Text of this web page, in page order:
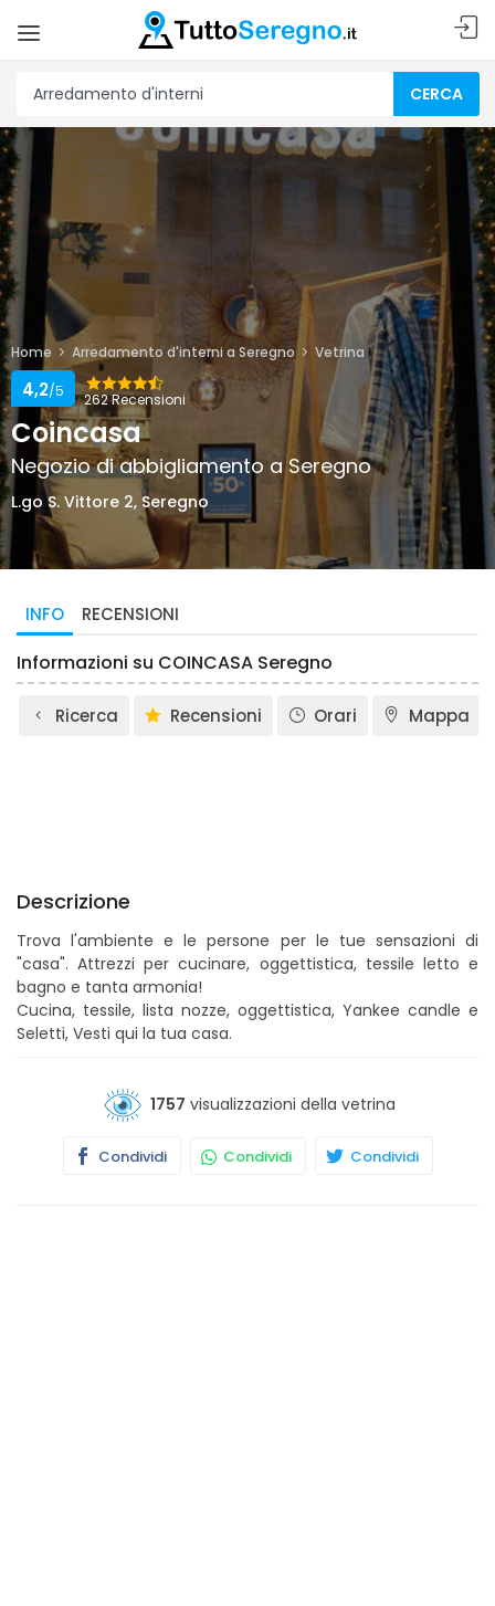
CERCA
Home Arredamento d'interni a Seregno Vetrina
262 Recensioni
4,2/5
Coincasa
Negozio di abbigliamento a Seregno
L.go S. Vittore 2, Seregno
INFO RECENSIONI
Informazioni su COINCASA Seregno
Ricerca Recensioni Orari Mappa
Descrizione
Trova l'ambiente e le persone per le tue sensazioni di
"casa". Attrezzi per cucinare, oggettistica, tessile letto e
bagno e tanta armonia!
Cucina, tessile, lista nozze, oggettistica, Yankee candle e
Seletti, Vesti qui la tua casa.
1757 visualizzazioni della vetrina
Condividi Condividi Condividi